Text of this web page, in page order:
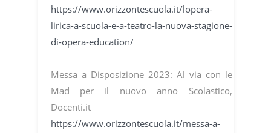
https://www.orizzontescuola.it/lopera-
lirica-a-scuola-e-a-teatro-la-nuova-stagione-
di-opera-education/
Messa a Disposizione 2023: Al via con le
Mad per il nuovo anno Scolastico,
Docenti.it
https://www.orizzontescuola.it/messa-a-